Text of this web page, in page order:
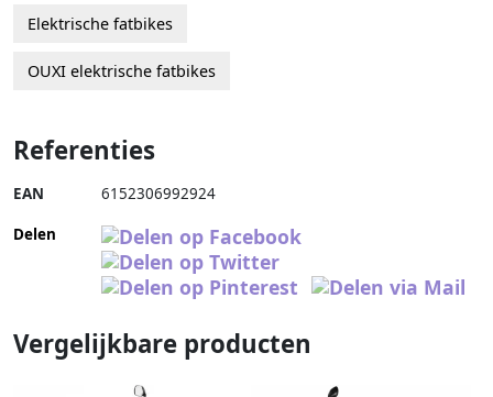
Elektrische fatbikes
OUXI elektrische fatbikes
Referenties
EAN 6152306992924
Delen
Vergelijkbare producten